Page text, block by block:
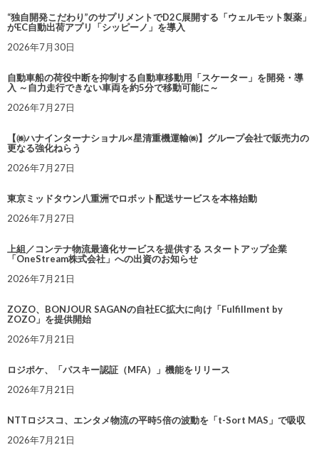
“独自開発こだわり”のサプリメントでD2C展開する「ウェルモット製薬」
がEC自動出荷アプリ「シッピーノ」を導入
2026年7月30日
自動車船の荷役中断を抑制する自動車移動用「スケーター」を開発・導
入 ～自力走行できない車両を約5分で移動可能に～
2026年7月27日
【㈱ハナインターナショナル×星清重機運輸㈱】グループ会社で販売力の
更なる強化ねらう
2026年7月27日
東京ミッドタウン八重洲でロボット配送サービスを本格始動
2026年7月27日
上組／コンテナ物流最適化サービスを提供する スタートアップ企業
「OneStream株式会社」への出資のお知らせ
2026年7月21日
ZOZO、BONJOUR SAGANの自社EC拡大に向け「Fulfillment by
ZOZO」を提供開始
2026年7月21日
ロジポケ、「パスキー認証（MFA）」機能をリリース
2026年7月21日
NTTロジスコ、エンタメ物流の平時5倍の波動を「t-Sort MAS」で吸収
2026年7月21日